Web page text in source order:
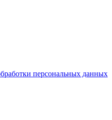
персональных данных